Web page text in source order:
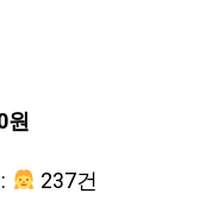
원
237건